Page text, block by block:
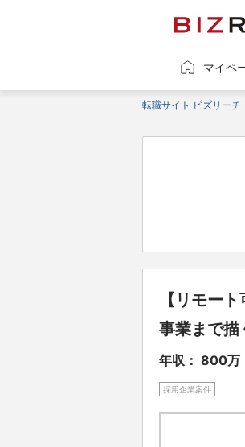
マイペ
転職サイト ビズリーチ
【リモー
事業まで描
年収： 800万
採用企業案件